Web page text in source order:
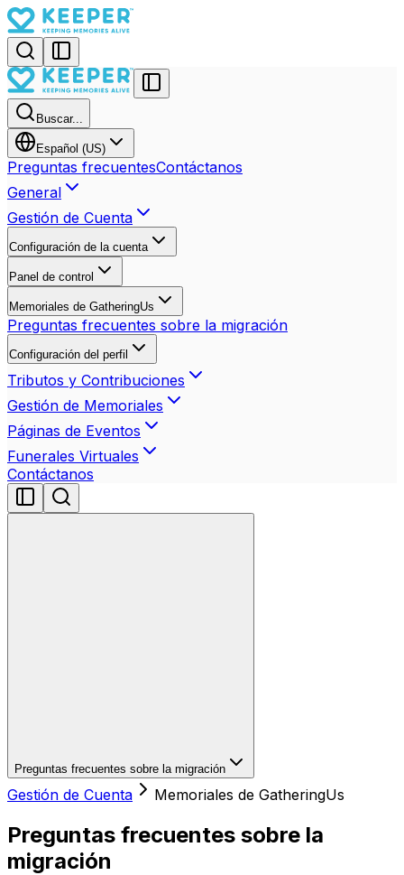
Buscar...
Español (US)
Preguntas frecuentesContáctanos
General
Gestión de Cuenta
Configuración de la cuenta
Panel de control
Memoriales de GatheringUs
Preguntas frecuentes sobre la migración
Configuración del perfil
Tributos y Contribuciones
Gestión de Memoriales
Páginas de Eventos
Funerales Virtuales
Contáctanos
Preguntas frecuentes sobre la migración
Gestión de Cuenta Memoriales de GatheringUs
Preguntas frecuentes sobre la
migración